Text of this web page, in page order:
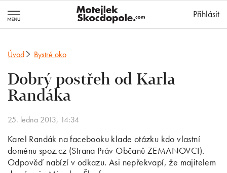
Přihlásit
Úvod Bystré oko
Dobrý postřeh od Karla
Randáka
25. ledna 2013, 14:34
Karel Randák na facebooku klade otázku kdo vlastní
doménu spoz.cz (Strana Práv Občanů ZEMANOVCI).
Odpověď nabízí v odkazu. Asi nepřekvapí, že majitelem